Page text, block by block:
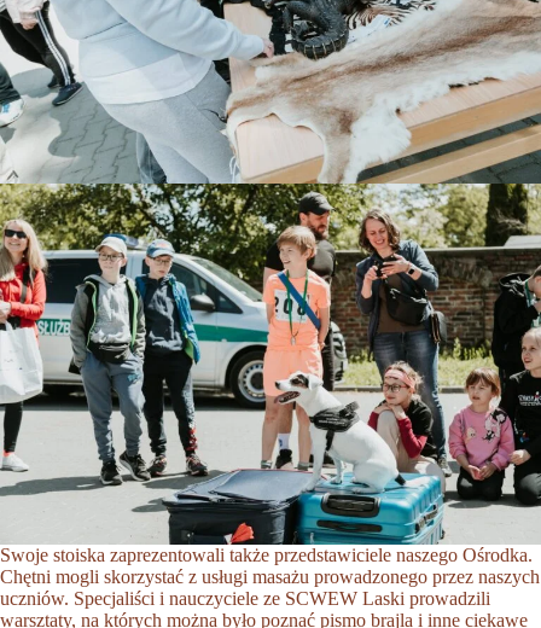
Swoje stoiska zaprezentowali także przedstawiciele naszego Ośrodka.
Chętni mogli skorzystać z usługi masażu prowadzonego przez naszych
uczniów. Specjaliści i nauczyciele ze SCWEW Laski prowadzili
warsztaty, na których można było poznać pismo brajla i inne ciekawe